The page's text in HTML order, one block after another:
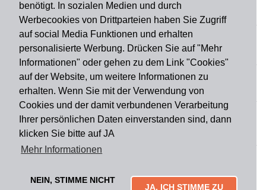
benötigt. In sozialen Medien und durch
Werbecookies von Drittparteien haben Sie Zugriff
auf social Media Funktionen und erhalten
personalisierte Werbung. Drücken Sie auf "Mehr
Informationen" oder gehen zu dem Link "Cookies"
auf der Website, um weitere Informationen zu
erhalten. Wenn Sie mit der Verwendung von
Cookies und der damit verbundenen Verarbeitung
Ihrer persönlichen Daten einverstanden sind, dann
klicken Sie bitte auf JA
Mehr Informationen
NEIN, STIMME NICHT
JA, ICH STIMME ZU
Zahlungsart
Versandart
Du findest uns auch auf
Informationen
Impressum Widerruf
Mytailor croodles